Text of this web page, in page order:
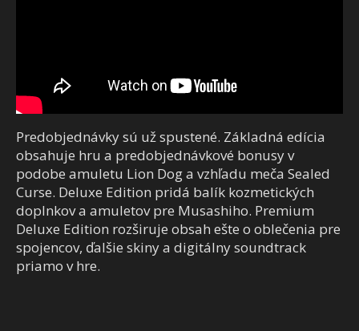
Predobjednávky sú už spustené. Základná edícia
obsahuje hru a predobjednávkové bonusy v
podobe amuletu Lion Dog a vzhľadu meča Sealed
Curse. Deluxe Edition pridá balík kozmetických
doplnkov a amuletov pre Musashiho. Premium
Deluxe Edition rozširuje obsah ešte o oblečenia pre
spojencov, ďalšie skiny a digitálny soundtrack
priamo v hre.